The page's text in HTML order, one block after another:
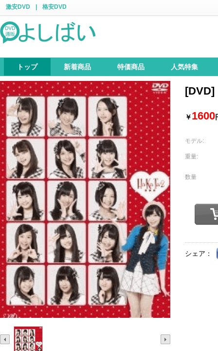
激安DVD 格安DVD
トップ 新着商品 特価商品 人気特集
[DVD]
￥1600
モデル:
重量:
数量
シェア：